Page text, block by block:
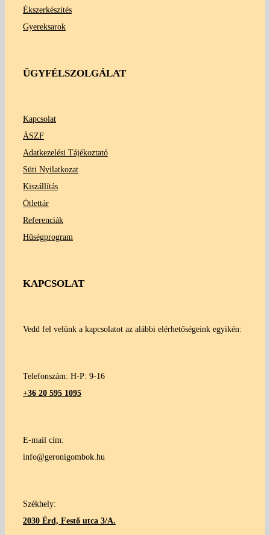
Ékszerkészítés
Gyereksarok
ÜGYFÉLSZOLGÁLAT
Kapcsolat
ÁSZF
Adatkezelési Tájékoztató
Süti Nyilatkozat
Kiszállítás
Ötlettár
Referenciák
Hűségprogram
KAPCSOLAT
Vedd fel velünk a kapcsolatot az alábbi elérhetőségeink egyikén:
Telefonszám: H-P: 9-16
+36 20 595 1095
E-mail cím:
info@geronigombok.hu
Székhely:
2030 Érd, Festő utca 3/A.